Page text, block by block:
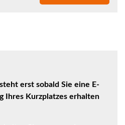
erst sobald Sie eine E-
Ihres Kurzplatzes erhalten